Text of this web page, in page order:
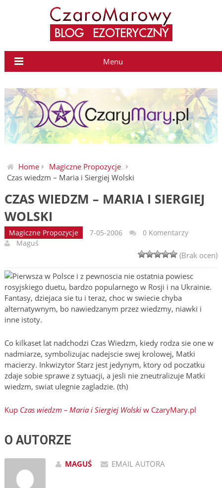
Menu
Home
Magiczne Propozycje
Czas wiedzm – Maria i Siergiej Wolski
CZAS WIEDZM – MARIA I SIERGIEJ
WOLSKI
Magiczne Propozycje 7-05-2006
0 Komentarzy
Maguś
(Brak ocen)
Pierwsza w Polsce i z pewnoscia nie ostatnia powiesc
rosyjskiego duetu, bardzo popularnego w Rosji i na Ukrainie.
Fantasy, dziejaca sie tu i teraz, choc w swiecie chyba
alternatywnym, bo nawiedzanym przez wiedzmy, niawki i
inne istoty.
Co kilkaset lat nadchodzi Czas Wiedzm, kiedy rodza sie one w
nadmiarze, symbolizujac nadejscie swej krolowej, Matki
macierzy. Inkwizytor Starz jest jedynym, ktory od poczatku
zdaje sobie sprawe z sytuacji, a jesli nie zneutralizuje Matki
wiedzm, swiat ulegnie zagladzie. (th)
Kup Czas wiedzm – Maria i Siergiej Wolskiw CzaryMary.pl
O AUTORZE
MAGUŚ EMAIL AUTORA